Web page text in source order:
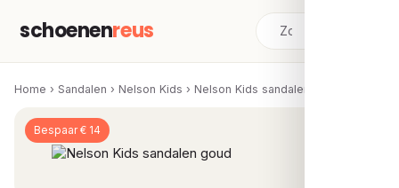
schoenenreus
Home › Sandalen › Nelson Kids › Nelson Kids sandalen goud
Bespaar € 14